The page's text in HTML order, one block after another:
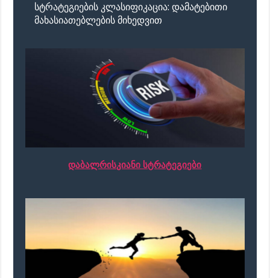
სტრატეგიების კლასიფიკაცია: დამატებითი
მახასიათებლების მიხედვით
დაბალრისკიანი სტრატეგიები